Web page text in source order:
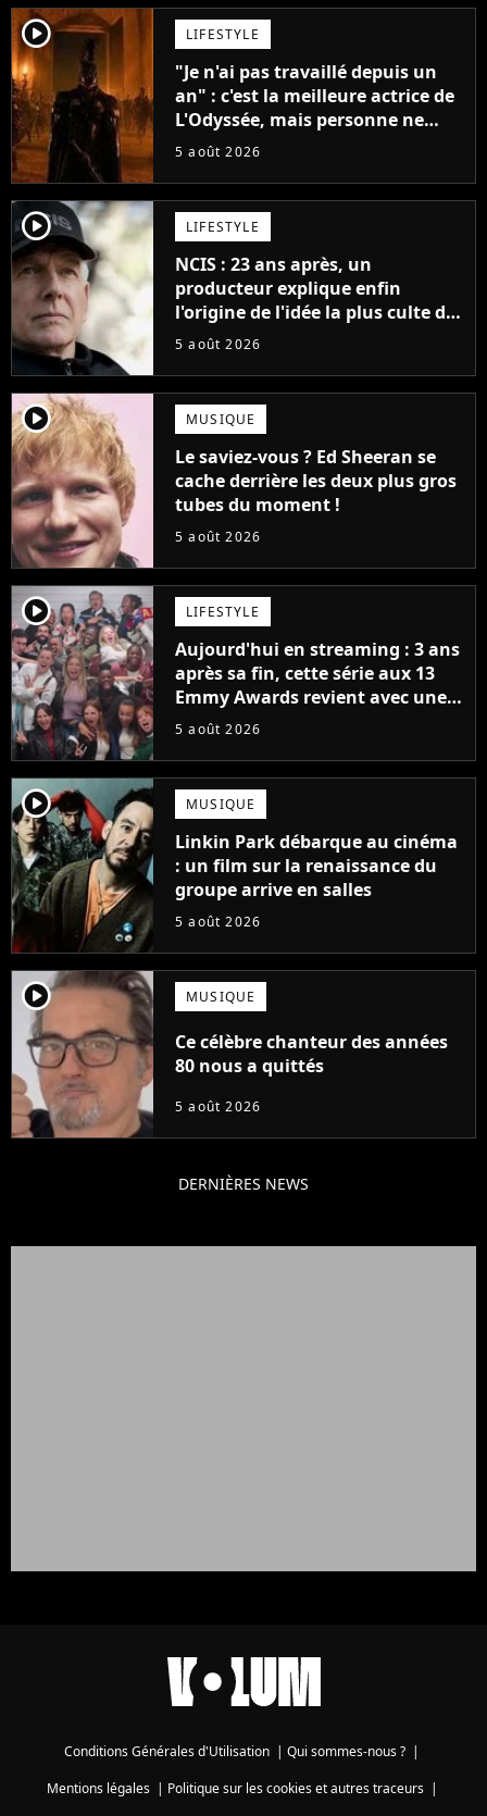
player2 LIFESTYLE
"Je n'ai pas travaillé depuis un
an" : c'est la meilleure actrice de
L'Odyssée, mais personne ne
veut lui donner de rôle au
5 août 2026
player2 LIFESTYLE
NCIS : 23 ans après, un
producteur explique enfin
l'origine de l'idée la plus culte de
la série (et on ne parle pas du
5 août 2026
player2 MUSIQUE
Le saviez-vous ? Ed Sheeran se
cache derrière les deux plus gros
tubes du moment !
5 août 2026
player2 LIFESTYLE
Aujourd'hui en streaming : 3 ans
après sa fin, cette série aux 13
Emmy Awards revient avec une
suite... totalement différente
5 août 2026
player2 MUSIQUE
Linkin Park débarque au cinéma
: un film sur la renaissance du
groupe arrive en salles
5 août 2026
player2 MUSIQUE
Ce célèbre chanteur des années
80 nous a quittés
5 août 2026
DERNIÈRES NEWS
Conditions Générales d'Utilisation | Qui sommes-nous ? |
Mentions légales| Politique sur les cookies et autres traceurs|